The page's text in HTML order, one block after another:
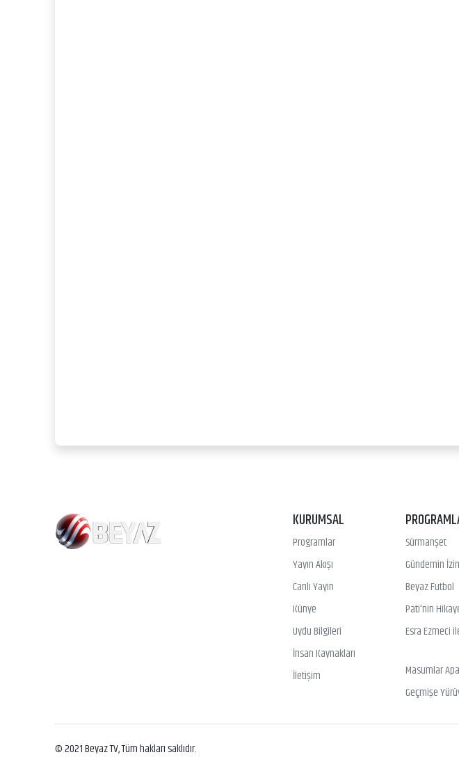
KURUMSAL
Programlar
Yayın Akışı
Canlı Yayın
Künye
Uydu Bilgileri
İnsan Kaynakları
İletişim
Sürmanşet
Gündemin
Beyaz Futbol
Pati'nin
Esra Ezmeci
Masumlar
Geçmişe
© 2021 Beyaz TV, Tüm hakları saklıdır.